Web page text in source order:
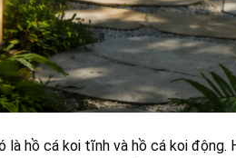
hồ cá koi tĩnh và hồ cá koi